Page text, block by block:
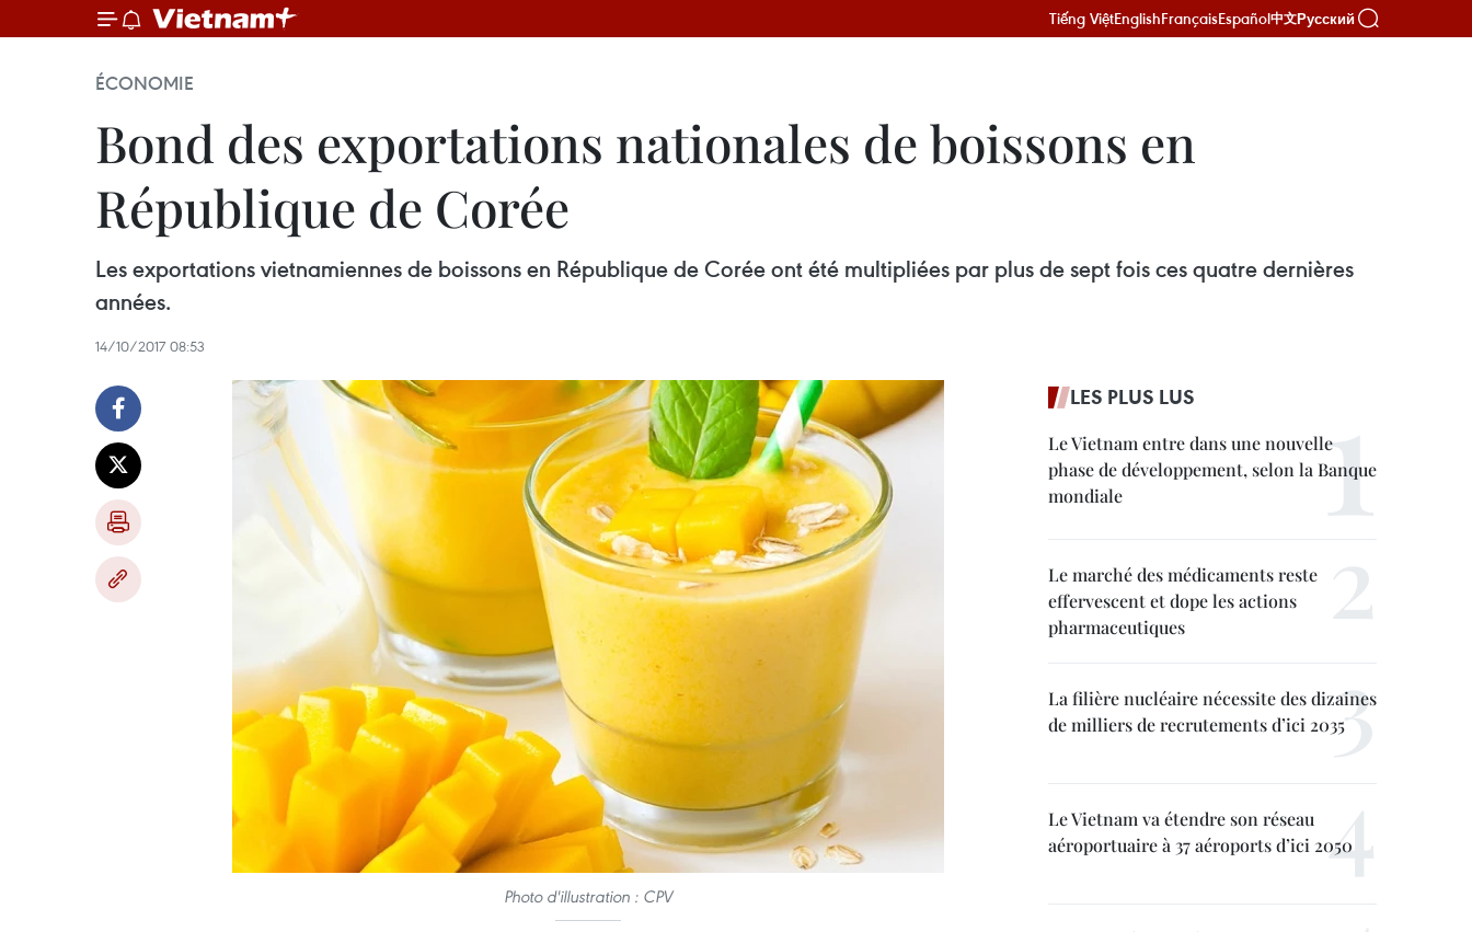
Tiếng ViệtEnglishFrançaisEspañol中文Русский
ÉCONOMIE
Bond des exportations nationales de boissons en
République de Corée
Les exportations vietnamiennes de boissons en République de Corée ont été multipliées par plus de sept fois ces quatre dernières
années.
14/10/2017 08:53
Photo d'illustration : CPV
LES PLUS LUS
Le Vietnam entre dans une nouvelle
phase de développement, selon la Banque
mondiale
Le marché des médicaments reste
effervescent et dope les actions
pharmaceutiques
La filière nucléaire nécessite des dizaines
de milliers de recrutements d’ici 2035
Le Vietnam va étendre son réseau
aéroportuaire à 37 aéroports d’ici 2050